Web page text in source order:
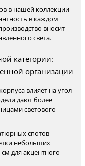
в нашей коллекции
в каждом
вносит
света.
категории:
организации
влияет на угол
дают более
светового
спотов
небольших
для акцентного